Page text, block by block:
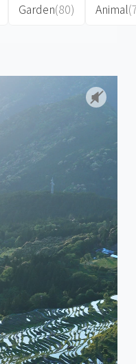
Garden(80)
Animal